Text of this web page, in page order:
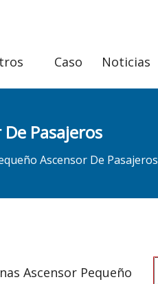
Caso Noticias
Pasajeros
Ascensor De Pasajeros
Ascensor Pequeño